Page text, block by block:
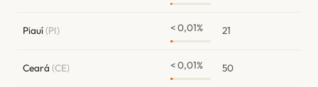
Piauí(PI) < 0,01% 21
Ceará (CE) < 0,01% 50